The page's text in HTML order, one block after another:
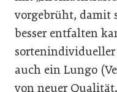
vorgebrüht, damit
besser entfalten
auch ein Lungo
von neuer